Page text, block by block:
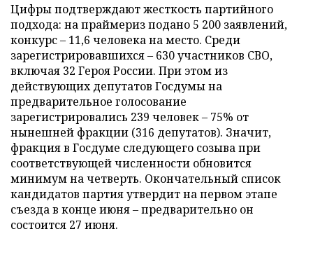
Цифры подтверждают жесткость партийного
подхода: на праймериз подано 5 200 заявлений,
конкурс – 11,6 человека на место. Среди
зарегистрировавшихся – 630 участников СВО,
включая 32 Героя России. При этом из
действующих депутатов Госдумы на
предварительное голосование
зарегистрировались 239 человек – 75% от
нынешней фракции (316 депутатов). Значит,
фракция в Госдуме следующего созыва при
соответствующей численности обновится
минимум на четверть. Окончательный список
кандидатов партия утвердит на первом этапе
съезда в конце июня – предварительно он
состоится 27 июня.